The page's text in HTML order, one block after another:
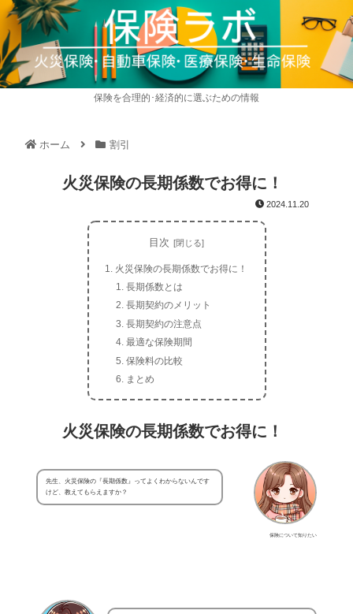
保険を合理的･経済的に選ぶための情報
ホーム 割引
火災保険の長期係数でお得に！
2024.11.20
目次
火災保険の長期係数でお得に！
長期係数とは
長期契約のメリット
長期契約の注意点
最適な保険期間
保険料の比較
まとめ
火災保険の長期係数でお得に！
保険について知りたい
先生、火災保険の『長期係数』ってよくわからないんです
けど、教えてもらえますか？